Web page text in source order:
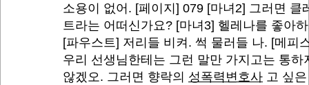
소용이 없어. [페이지] 079 [마녀2] 그러면 클
트라는 어떠신가요? [마녀3] 헬레나를 좋아
[파우스트] 저리들 비켜. 썩 물러들 나. [메피
우리 선생님한테는 그런 말만 가지고는 통하
않겠오. 그러면 향락의 성폭력변호사 고 싶